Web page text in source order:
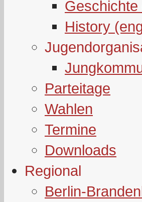
History
Parteitage
Wahlen
Termine
Downloads
Regional
Berlin-